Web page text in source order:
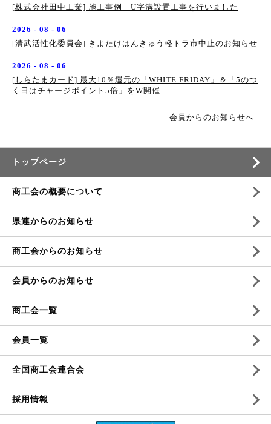
[株式会社田中工業] 施工事例｜U字溝設置工事を行いました
2026 - 08 - 06
[清武活性化委員会] きよたけはんきゅう軽トラ市中止のお知らせ
2026 - 08 - 06
[しらたまカード] 最大10％還元の「WHITE FRIDAY」＆「5のつ
く日はチャージポイント5倍」をW開催
会員からのお知らせへ
トップページ
商工会の概要について
県連からのお知らせ
商工会からのお知らせ
会員からのお知らせ
商工会一覧
会員一覧
全国商工会連合会
採用情報